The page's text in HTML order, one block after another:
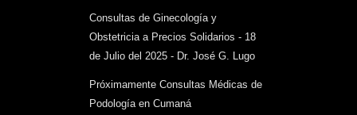
Consultas de Ginecología y
Obstetricia a Precios Solidarios - 18
de Julio del 2025 - Dr. José G. Lugo
Próximamente Consultas Médicas de
Podología en Cumaná